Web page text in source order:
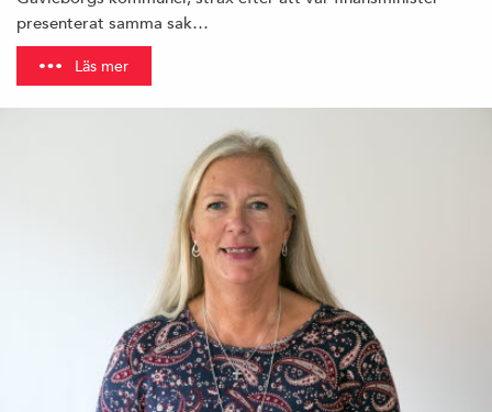
presenterat samma sak…
Läs mer